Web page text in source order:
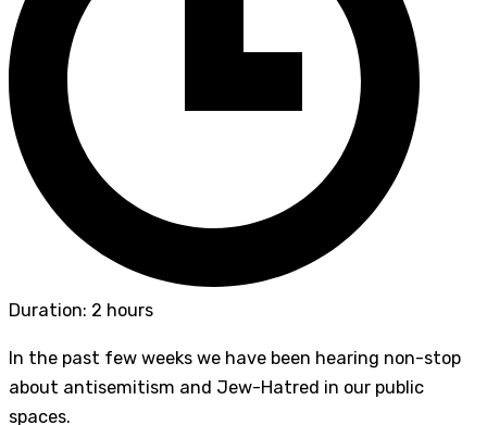
Duration: 2 hours
In the past few weeks we have been hearing non-stop
about antisemitism and Jew-Hatred in our public
spaces.